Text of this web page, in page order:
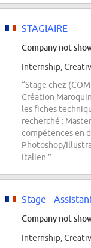
STAGIAIRE
Company not
Internship,
“Stage chez
Création
les fiches
recherché :
compétences en
Photoshop/
Italien.”
Company not
Internship,